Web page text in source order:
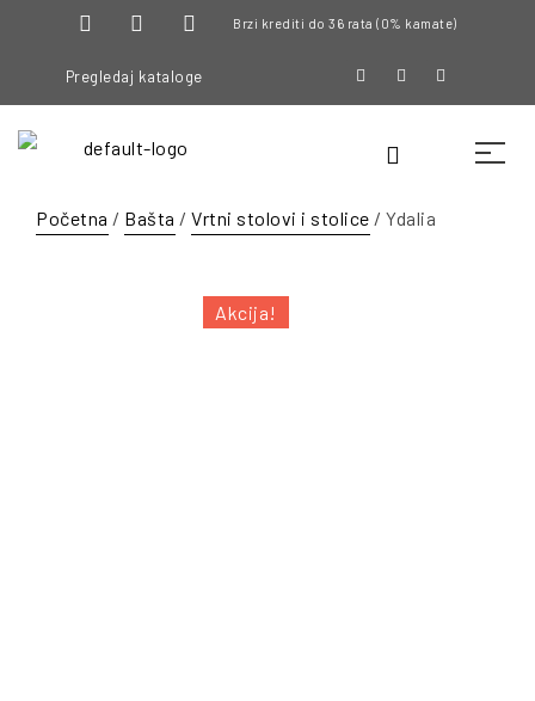
Brzi krediti do 36 rata (0% kamate)
Pregledaj kataloge
Početna / Bašta / Vrtni stolovi i stolice / Ydalia
Akcija!